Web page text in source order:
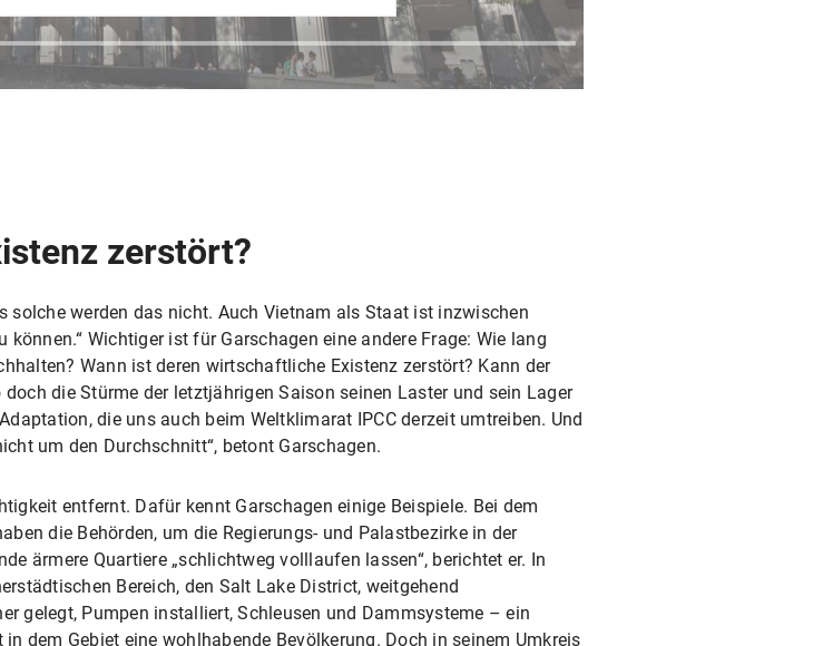
zerstört?
solche werden das nicht. Auch Vietnam als Staat ist inzwischen
Wichtiger ist für Garschagen eine andere Frage: Wie lang
Wann ist deren wirtschaftliche Existenz zerstört? Kann der
die Stürme der letztjährigen Saison seinen Laster und sein Lager
die uns auch beim Weltklimarat IPCC derzeit umtreiben. Und
um den Durchschnitt“, betont Garschagen.
entfernt. Dafür kennt Garschagen einige Beispiele. Bei dem
die Behörden, um die Regierungs- und Palastbezirke in der
ärmere Quartiere „schlichtweg volllaufen lassen“, berichtet er. In
Bereich, den Salt Lake District, weitgehend
gelegt, Pumpen installiert, Schleusen und Dammsysteme – ein
dem Gebiet eine wohlhabende Bevölkerung. Doch in seinem Umkreis